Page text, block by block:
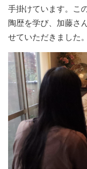
手掛けています。こ
陶歴を学び、加藤さ
せていただきました。